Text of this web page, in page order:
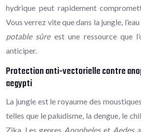
hydrique peut rapidement
Vous verrez vite que dans la jungle,
potable sûreest une ressource que
anticiper.
Protection anti-vectorielle contre
aegypti
La jungle est le royaume des
telles que le paludisme, la dengue, le
Zika. Les genres Anopheleset Aedes